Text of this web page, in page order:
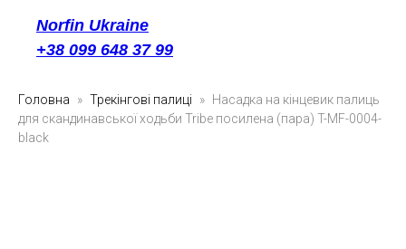
Norfin Ukraine
+38 099 648 37 99
Головна Трекінгові палиці
Насадка на кінцевик палиць
для скандинавської ходьби Tribe посилена (пара) T-MF-0004-
black